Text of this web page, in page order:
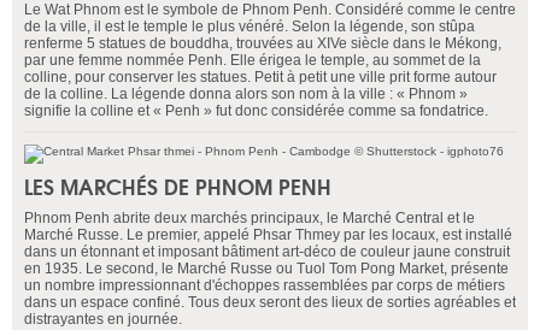
Le Wat Phnom est le symbole de Phnom Penh. Considéré comme le centre
de la ville, il est le temple le plus vénéré. Selon la légende, son stûpa
renferme 5 statues de bouddha, trouvées au XIVe siècle dans le Mékong,
par une femme nommée Penh. Elle érigea le temple, au sommet de la
colline, pour conserver les statues. Petit à petit une ville prit forme autour
de la colline. La légende donna alors son nom à la ville : « Phnom »
signifie la colline et « Penh » fut donc considérée comme sa fondatrice.
LES MARCHÉS DE PHNOM PENH
Phnom Penh abrite deux marchés principaux, le Marché Central et le
Marché Russe. Le premier, appelé Phsar Thmey par les locaux, est installé
dans un étonnant et imposant bâtiment art-déco de couleur jaune construit
en 1935. Le second, le Marché Russe ou Tuol Tom Pong Market, présente
un nombre impressionnant d'échoppes rassemblées par corps de métiers
dans un espace confiné. Tous deux seront des lieux de sorties agréables et
distrayantes en journée.